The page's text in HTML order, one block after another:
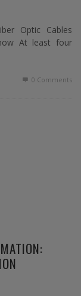
Optic Cables
At least four
0 Comments